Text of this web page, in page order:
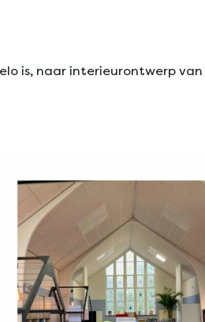
is, naar interieurontwerp van